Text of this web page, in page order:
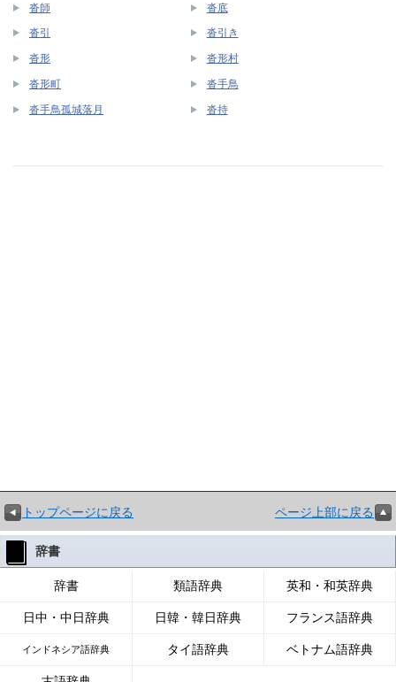
沓師 沓底
沓引 沓引き
沓形 沓形村
沓形町 沓手鳥
沓手鳥孤城落月 沓持
トップページに戻る ページ上部に戻る
辞書
辞書 類語辞典 英和・和英辞典
日中・中日辞典 日韓・韓日辞典 フランス語辞典
インドネシア語辞典 タイ語辞典 ベトナム語辞典